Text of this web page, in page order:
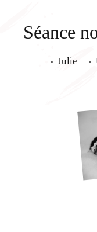
Séance
Julie